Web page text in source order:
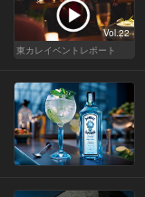
Vol.22
東カレイベントレポート